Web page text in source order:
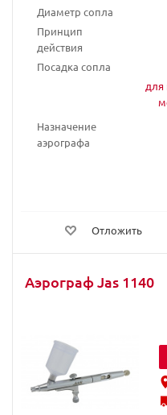
Диаметр сопла
Принцип
действия
Посадка сопла
Назначение
аэрографа
для
Отложить
Аэрограф Jas 1140